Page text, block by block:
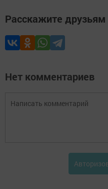
Расскажите друзьям
Нет комментариев